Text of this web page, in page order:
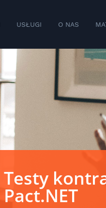
USŁUGI O NAS
Testy
Pact.NET